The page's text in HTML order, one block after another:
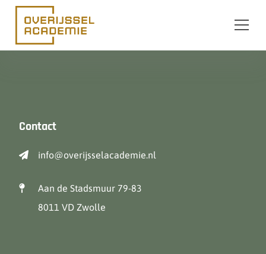
Ga naar de inhoud
Contact
info@overijsselacademie.nl
Aan de Stadsmuur 79-83
8011 VD Zwolle